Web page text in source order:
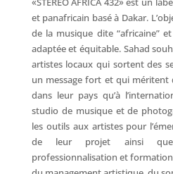
et panafricain basé à Dakar.
de la musique dite “africaine”
adaptée et équitable. Sahad
artistes locaux qui sortent des
un message fort et qui méritent
dans leur pays qu’à
studio de musique et de
les outils aux artistes pour
de leur projet ainsi
professionnalisation et